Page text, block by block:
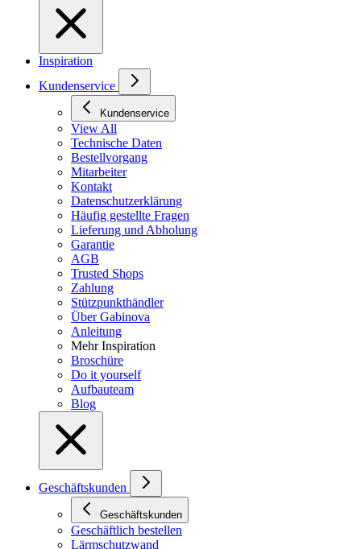
Inspiration
Kundenservice
Kundenservice
View All
Technische Daten
Bestellvorgang
Mitarbeiter
Kontakt
Datenschutzerklärung
Häufig gestellte Fragen
Lieferung und Abholung
Garantie
AGB
Trusted Shops
Zahlung
Stützpunkthändler
Über Gabinova
Anleitung
Mehr Inspiration
Broschüre
Do it yourself
Aufbauteam
Blog
Geschäftskunden
Geschäftskunden
Geschäftlich bestellen
Lärmschutzwand